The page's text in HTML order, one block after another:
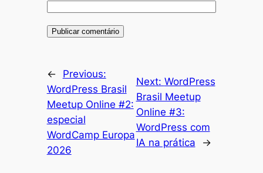
←
Previous:
WordPress Brasil
Meetup Online #2:
especial
WordCamp Europa
2026
Next: WordPress
Brasil Meetup
Online #3:
WordPress com
IA na prática
→